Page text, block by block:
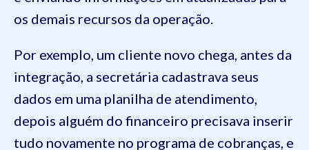
os demais recursos da operação.
Por exemplo, um cliente novo chega, antes da
integração, a secretária cadastrava seus
dados em uma planilha de atendimento,
depois alguém do financeiro precisava inserir
tudo novamente no programa de cobranças, e